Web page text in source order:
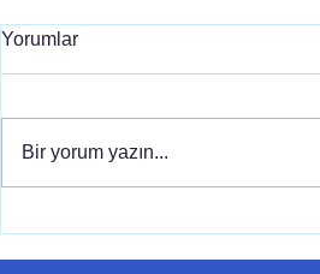
Yorumlar
Bir yorum yazın...